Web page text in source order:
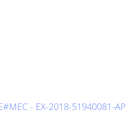
- EX-2018-51940081-